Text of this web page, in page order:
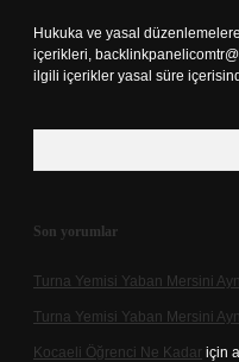
Hukuka ve yasal
içerikleri,
ilgili içerikler yasal süre
Son yorumlar
Turna Yemisi Yaban Mersini
Turna Yemisi Yaban Mersini
Kocaeli Öğrenci Ne Kadar için